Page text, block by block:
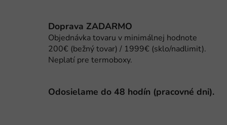
v
ý
p
i
Doprava ZADARMO
Objednávka tovaru v minimálnej hodnote
200€ (bežný tovar) / 1999€ (sklo/nadlimit).
Neplatí pre termoboxy.
Odosielame do 48 hodín (pracovné dni).